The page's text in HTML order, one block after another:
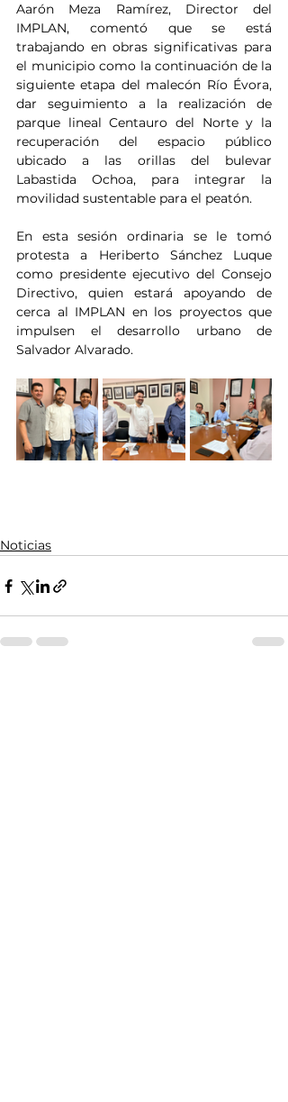
Aarón Meza Ramírez, Director del
IMPLAN, comentó que se está
trabajando en obras significativas para
el municipio como la continuación de la
siguiente etapa del malecón Río Évora,
dar seguimiento a la realización de
parque lineal Centauro del Norte y la
recuperación del espacio público
ubicado a las orillas del bulevar
Labastida Ochoa, para integrar la
movilidad sustentable para el peatón.
En esta sesión ordinaria se le tomó
protesta a Heriberto Sánchez Luque
como presidente ejecutivo del Consejo
Directivo, quien estará apoyando de
cerca al IMPLAN en los proyectos que
impulsen el desarrollo urbano de
Salvador Alvarado.
Noticias